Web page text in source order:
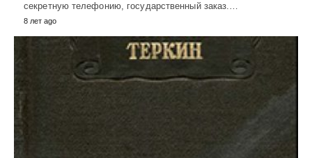
секретную телефонию, государственный заказ.…
8 лет ago